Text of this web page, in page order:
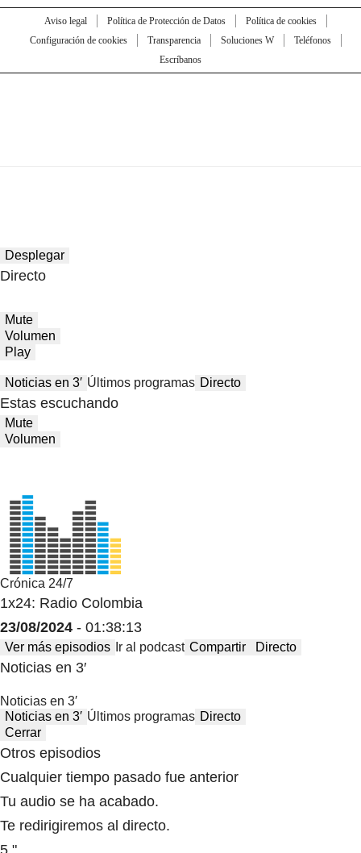
Aviso legal Política de Protección de Datos
Política de cookies
Configuración de cookies
Transparencia Soluciones W
Teléfonos
Escríbanos
Desplegar
Directo
Mute
Volumen
Play
Noticias en 3′ Últimos programas Directo
Estas escuchando
Mute
Volumen
Crónica 24/7
1x24: Radio Colombia
23/08/2024 - 01:38:13
Ver más episodios Ir al podcast Compartir Directo
Noticias en 3′
Noticias en 3′
Noticias en 3′ Últimos programas Directo
Cerrar
Otros episodios
Cualquier tiempo pasado fue anterior
Tu audio se ha acabado.
Te redirigiremos al directo.